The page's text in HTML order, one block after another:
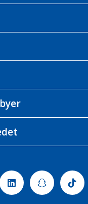
LinkedinSnapchat